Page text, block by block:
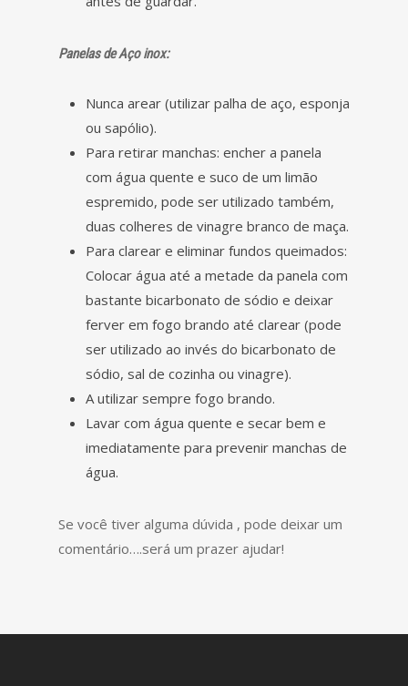
Panelas de Aço inox:
Nunca arear (utilizar palha de aço, esponja
ou sapólio).
Para retirar manchas: encher a panela
com água quente e suco de um limão
espremido, pode ser utilizado também,
duas colheres de vinagre branco de maça.
Para clarear e eliminar fundos queimados:
Colocar água até a metade da panela com
bastante bicarbonato de sódio e deixar
ferver em fogo brando até clarear (pode
ser utilizado ao invés do bicarbonato de
sódio, sal de cozinha ou vinagre).
A utilizar sempre fogo brando.
Lavar com água quente e secar bem e
imediatamente para prevenir manchas de
água.
Se você tiver alguma dúvida , pode deixar um
comentário….será um prazer ajudar!